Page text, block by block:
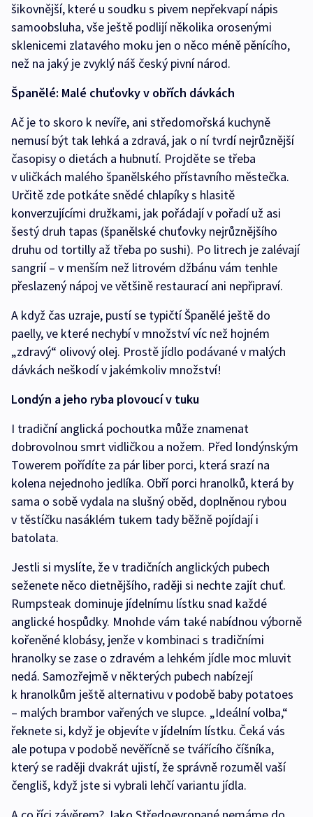
šikovnější, které u soudku s pivem nepřekvapí nápis
samoobsluha, vše ještě podlijí několika orosenými
sklenicemi zlatavého moku jen o něco méně pěnícího,
než na jaký je zvyklý náš český pivní národ.
Španělé: Malé chuťovky v obřích dávkách
Ač je to skoro k nevíře, ani středomořská kuchyně
nemusí být tak lehká a zdravá, jak o ní tvrdí nejrůznější
časopisy o dietách a hubnutí. Projděte se třeba
v uličkách malého španělského přístavního městečka.
Určitě zde potkáte snědé chlapíky s hlasitě
konverzujícími družkami, jak pořádají v pořadí už asi
šestý druh tapas (španělské chuťovky nejrůznějšího
druhu od tortilly až třeba po sushi). Po litrech je zalévají
sangrií – v menším než litrovém džbánu vám tenhle
přeslazený nápoj ve většině restaurací ani nepřipraví.
A když čas uzraje, pustí se typičtí Španělé ještě do
paelly, ve které nechybí v množství víc než hojném
„zdravý“ olivový olej. Prostě jídlo podávané v malých
dávkách neškodí v jakémkoliv množství!
Londýn a jeho ryba plovoucí v tuku
I tradiční anglická pochoutka může znamenat
dobrovolnou smrt vidličkou a nožem. Před londýnským
Towerem pořídíte za pár liber porci, která srazí na
kolena nejednoho jedlíka. Obří porci hranolků, která by
sama o sobě vydala na slušný oběd, doplněnou rybou
v těstíčku nasáklém tukem tady běžně pojídají i
batolata.
Jestli si myslíte, že v tradičních anglických pubech
seženete něco dietnějšího, raději si nechte zajít chuť.
Rumpsteak dominuje jídelnímu lístku snad každé
anglické hospůdky. Mnohde vám také nabídnou výborně
kořeněné klobásy, jenže v kombinaci s tradičními
hranolky se zase o zdravém a lehkém jídle moc mluvit
nedá. Samozřejmě v některých pubech nabízejí
k hranolkům ještě alternativu v podobě baby potatoes
– malých brambor vařených ve slupce. „Ideální volba,“
řeknete si, když je objevíte v jídelním lístku. Čeká vás
ale potupa v podobě nevěřícně se tvářícího číšníka,
který se raději dvakrát ujistí, že správně rozuměl vaší
čengliš, když jste si vybrali lehčí variantu jídla.